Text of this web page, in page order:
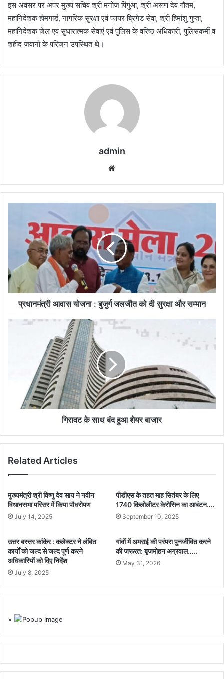
इस अवसर पर अपर मुख्य सचिव श्री मनोज पिंगुआ, श्री अरूण देव गौतम,
महानिदेशक होमगार्ड, नागरिक सुरक्षा एवं फायर ब्रिगेड सेवा, श्री हिमांशु गुप्ता,
महानिदेशक जेल एवं सुधारात्मक सेवाएं एवं पुलिस के वरिष्ठ अधिकारी, पुलिसकर्मी व
शहीद जवानों के परिजन उपस्थित थे।
admin
प्रधानमंत्री आवास योजना : बुजुर्ग जलजीत को दी सुरक्षा और सम्मान
गिरावट के साथ बंद हुआ शेयर बाजार
Related Articles
मुख्यमंत्री श्री विष्णु देव साय ने नवीन
विधानसभा परिसर में किया पौधरोपण
July 14, 2025
पीडीएस के तहत माह सितंबर के लिए
1740 किलोलीटर केरोसिन का आबंटन….
September 10, 2025
उत्तर बस्तर कांकेर : कलेक्टर ने लंबित
कार्यों को जल्द से जल्द पूर्ण करने
अधिकारियों को दिए निर्देश
July 8, 2025
गांवों में अमराई की परंपरा पुनर्जीवित करने
की जरूरत: बृजमोहन अग्रवाल…..
May 31, 2026
×